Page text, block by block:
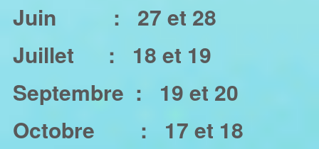
Juin :
27 et 28
Juillet :
18 et 19
Septembre :
19 et 20
Octobre :
17 et 18